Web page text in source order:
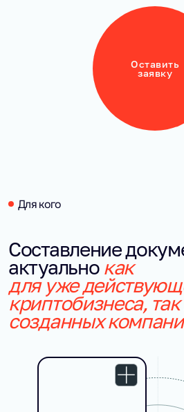
Оставить
заявку
Для кого
Составление
актуально как
для уже
криптобизнеса,
созданных